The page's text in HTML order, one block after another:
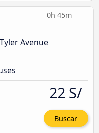
0h 45m
Avenue
22 S/
Buscar